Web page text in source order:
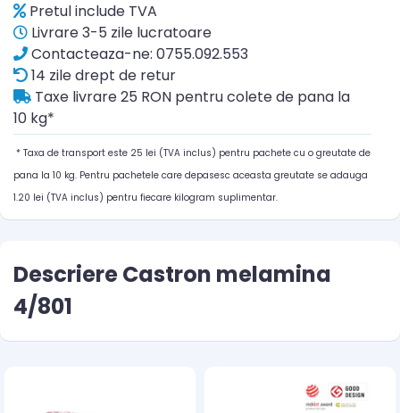
Pretul include TVA
Livrare 3-5 zile lucratoare
Contacteaza-ne: 0755.092.553
14 zile drept de retur
Taxe livrare 25 RON pentru colete de pana la
10 kg*
* Taxa de transport este 25 lei (TVA inclus) pentru pachete cu o greutate de
pana la 10 kg. Pentru pachetele care depasesc aceasta greutate se adauga
1.20 lei (TVA inclus) pentru fiecare kilogram suplimentar.
Descriere Castron melamina
4/801